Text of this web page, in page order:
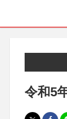
令和5